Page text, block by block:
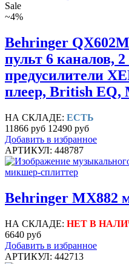
Sale
~4%
Behringer
пульт 6 каналов,
предусилители
плеер, British EQ,
НА СКЛАДЕ: ЕСТЬ
11866 руб 12490 руб
Добавить в избранное
АРТИКУЛ: 448787
Behringer MX882
НА СКЛАДЕ: НЕТ В
6640 руб
Добавить в избранное
АРТИКУЛ: 442713